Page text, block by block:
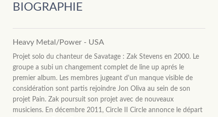
BIOGRAPHIE
Heavy Metal/Power - USA
Projet solo du chanteur de Savatage : Zak Stevens en 2000. Le
groupe a subi un changement complet de line up aprés le
premier album. Les membres jugeant d'un manque visible de
considération sont partis rejoindre Jon Oliva au sein de son
projet Pain. Zak poursuit son projet avec de nouveaux
musiciens. En décembre 2011, Circle II Circle annonce le départ